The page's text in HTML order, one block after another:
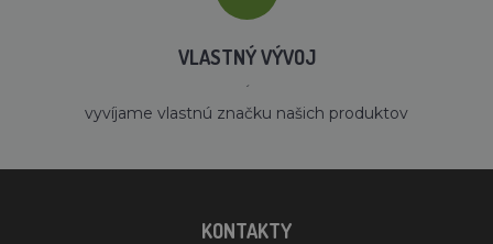
VLASTNÝ VÝVOJ
´
vyvíjame vlastnú značku našich produktov
KONTAKTY